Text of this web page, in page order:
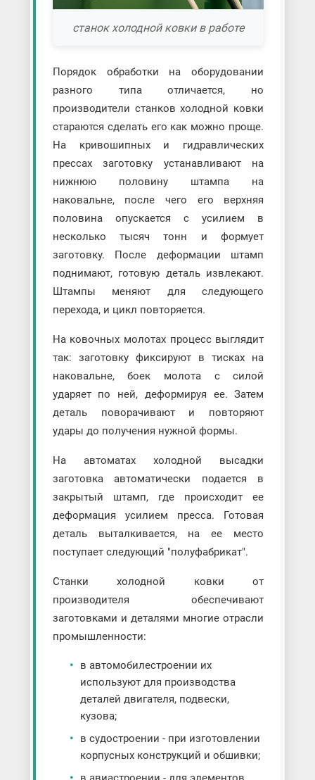
станок холодной ковки в работе
Порядок обработки на оборудовании
разного типа отличается, но
производители станков холодной ковки
стараются сделать его как можно проще.
На кривошипных и гидравлических
прессах заготовку устанавливают на
нижнюю половину штампа на
наковальне, после чего его верхняя
половина опускается с усилием в
несколько тысяч тонн и формует
заготовку. После деформации штамп
поднимают, готовую деталь извлекают.
Штампы меняют для следующего
перехода, и цикл повторяется.
На ковочных молотах процесс выглядит
так: заготовку фиксируют в тисках на
наковальне, боек молота с силой
ударяет по ней, деформируя ее. Затем
деталь поворачивают и повторяют
удары до получения нужной формы.
На автоматах холодной высадки
заготовка автоматически подается в
закрытый штамп, где происходит ее
деформация усилием пресса. Готовая
деталь выталкивается, на ее место
поступает следующий "полуфабрикат".
Станки холодной ковки от
производителя обеспечивают
заготовками и деталями многие отрасли
промышленности:
в автомобилестроении их
используют для производства
деталей двигателя, подвески,
кузова;
в судостроении - при изготовлении
корпусных конструкций и обшивки;